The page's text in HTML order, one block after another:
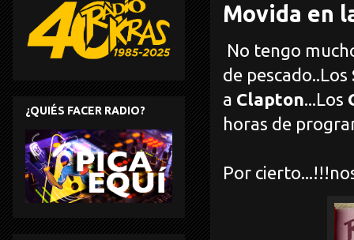
Movida en
No tengo
de pescado..Los
a Clapton...Los
horas de
Por
¿QUIÉS FACER RADIO?